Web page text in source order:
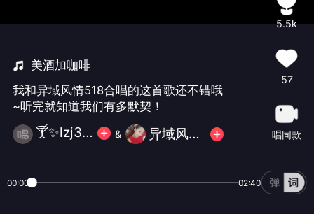
美酒加咖啡
我和异域风情518合唱的这首歌还不错哦
~听完就知道我们有多默契！
🍸✨lzj357(周四更新) & 异域风情518
5.5k
57
唱同款
00:00 02:40